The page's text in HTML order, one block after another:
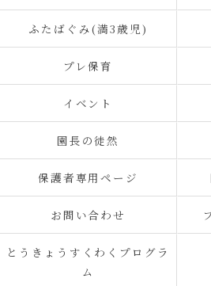
ふたばぐみ(満3歳児)
プレ保育
イベント
園長の徒然
保護者専用ページ
お問い合わせ
とうきょうすくわくプログラ
ム